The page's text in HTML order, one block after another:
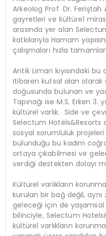
Arkeolog Prof. Dr. Feriştah
gayretleri ve kültürel
arasında yer alan
katkılarıyla Hamam
çalışmaları hızla
Antik Liman kıyısındaki bu
itibaren kutsal alan olarak
doğusunda bulunan ve
Tapınağı ise M.S. Erken
kültürel varlık. Side ve
Selectum Hotels&Resorts
sosyal sorumluluk
bulunduğu bu kadim
ortaya çıkabilmesi ve
verdiği destekten dolayı
Kültürel varlıkların
kurulan bir bağ değil,
geleceği için de
bilinciyle, Selectum
kültürel varlıkların